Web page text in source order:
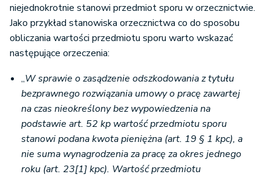
niejednokrotnie stanowi przedmiot sporu w orzecznictwie.
Jako przykład stanowiska orzecznictwa co do sposobu
obliczania wartości przedmiotu sporu warto wskazać
następujące orzeczenia:
„W sprawie o zasądzenie odszkodowania z tytułu
bezprawnego rozwiązania umowy o pracę zawartej
na czas nieokreślony bez wypowiedzenia na
podstawie art. 52 kp wartość przedmiotu sporu
stanowi podana kwota pieniężna (art. 19 § 1 kpc), a
nie suma wynagrodzenia za pracę za okres jednego
roku (art. 23[1] kpc). Wartość przedmiotu